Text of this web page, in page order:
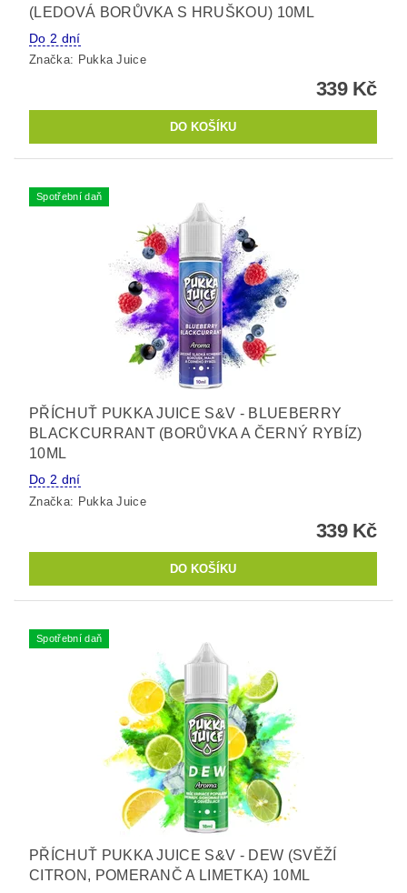
(LEDOVÁ BORŮVKA S HRUŠKOU) 10ML
Do 2 dní
Značka: Pukka Juice
339 Kč
Spotřební daň
PŘÍCHUŤ PUKKA JUICE S&V - BLUEBERRY
BLACKCURRANT (BORŮVKA A ČERNÝ RYBÍZ)
10ML
Do 2 dní
Značka: Pukka Juice
339 Kč
Spotřební daň
PŘÍCHUŤ PUKKA JUICE S&V - DEW (SVĚŽÍ
CITRON, POMERANČ A LIMETKA) 10ML